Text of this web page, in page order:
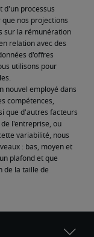
d'un processus
que nos projections
sur la rémunération
relation avec des
d'offres
utilisons pour
nouvel employé dans
compétences,
que d'autres facteurs
l'entreprise, ou
variabilité, nous
: bas, moyen et
plafond et que
de la taille de